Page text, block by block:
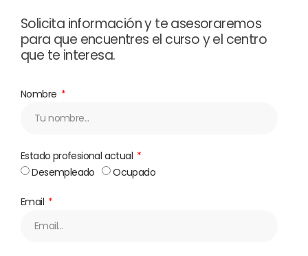
Solicita información y te asesoraremos
para que encuentres el curso y el centro
que te interesa.
Nombre
Estado profesional actual
Desempleado
Ocupado
Email